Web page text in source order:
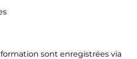
sont enregistrées via